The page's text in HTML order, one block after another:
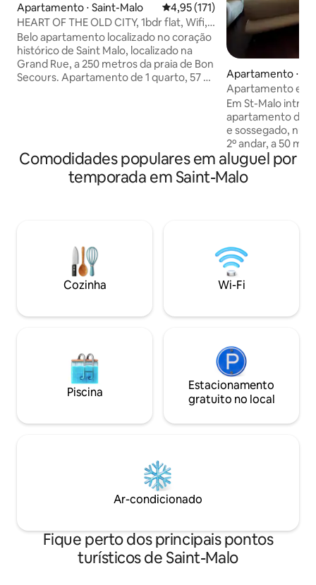
Apartamento ⋅ Saint-Malo 4,95 de uma avaliação média de
4,95 (171)
HEART OF THE OLD CITY, 1bdr flat, Wifi,
Elevador
Belo apartamento localizado no coração
histórico de Saint Malo, localizado na
Grand Rue, a 250 metros da praia de Bon
Secours. Apartamento de 1 quarto, 57 m
esportes aquáticos, pontos turísticos.
Apartamento no 2º andar de um prédio
antigo dentro do elevador.
Apartamento ⋅
Apartamento em
século XVII
Em St-Malo intra
apartamento de
e sossegado,
2º andar, a 50 m
Janelas viradas
o jardim.
de 35 m2 (lareira,
Telefone ADSL. 2
Nespresso.
nos produtos de
Comodidades populares em aluguel por
temporada em Saint-Malo
Cozinha Wi-Fi
Piscina
Estacionamento
gratuito no local
Ar-condicionado
Fique perto dos principais pontos
turísticos de Saint-Malo